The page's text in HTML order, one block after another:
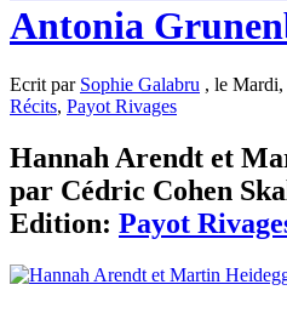
Antonia
Ecrit par Sophie Galabru , le Mardi,
Récits, Payot Rivages
Hannah Arendt et
par Cédric Cohen
Edition: Payot